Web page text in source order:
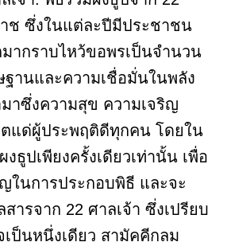
าช ซึ่งในแต่ละปีมีประชาชน
ากราบไหว้ขอพรเป็นจำนวน
ฐานและความเชื่อมั่นในพลัง
าซึ่งความสุข ความเจริญ
แด่ผู้ประพฤติดีทุกคน โดยใน
ธูปเพียงครั้งเดียวเท่านั้น เพื่อ
ในการประกอบพิธี และจะ
ารจาก 22 ศาลเจ้า ซึ่งเปรียบ
เป็นหนึ่งเดียว สามัคคีกลม